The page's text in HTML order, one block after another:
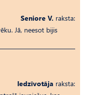
Seniore V. raksta:
Jā, neesot bijis
Iedzīvotāja raksta: